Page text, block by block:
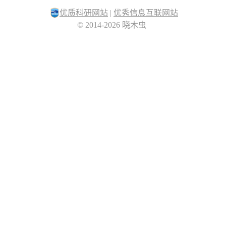
优质科研网站 | 优秀信息互联网站
© 2014-2026 晓木虫